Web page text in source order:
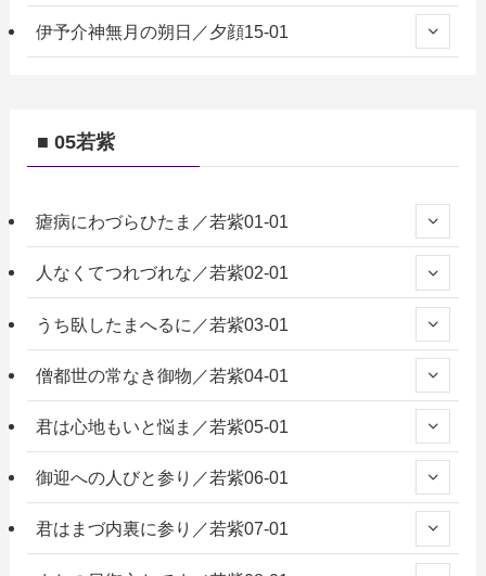
伊予介神無月の朔日／夕顔15-01
■ 05若紫
瘧病にわづらひたま／若紫01-01
人なくてつれづれな／若紫02-01
うち臥したまへるに／若紫03-01
僧都世の常なき御物／若紫04-01
君は心地もいと悩ま／若紫05-01
御迎への人びと参り／若紫06-01
君はまづ内裏に参り／若紫07-01